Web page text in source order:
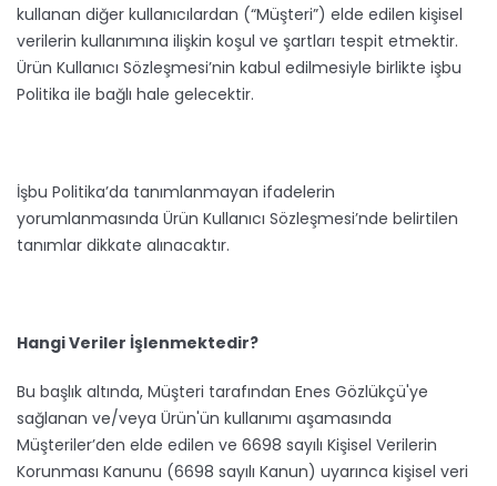
kullanan diğer kullanıcılardan (“Müşteri”) elde edilen kişisel
verilerin kullanımına ilişkin koşul ve şartları tespit etmektir.
Ürün Kullanıcı Sözleşmesi’nin kabul edilmesiyle birlikte işbu
Politika ile bağlı hale gelecektir.
İşbu Politika’da tanımlanmayan ifadelerin
yorumlanmasında Ürün Kullanıcı Sözleşmesi’nde belirtilen
tanımlar dikkate alınacaktır.
Hangi Veriler İşlenmektedir?
Bu başlık altında, Müşteri tarafından Enes Gözlükçü'ye
sağlanan ve/veya Ürün'ün kullanımı aşamasında
Müşteriler’den elde edilen ve 6698 sayılı Kişisel Verilerin
Korunması Kanunu (6698 sayılı Kanun) uyarınca kişisel veri